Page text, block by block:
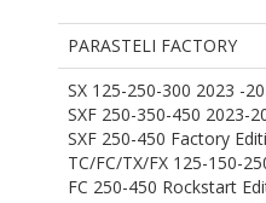
PARASTELI FACTORY
SX 125-250-300 2023 -
SXF 250-350-450 2023-
SXF 250-450 Factory
TC/FC/TX/FX 125-150-
FC 250-450 Rockstart